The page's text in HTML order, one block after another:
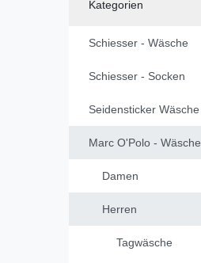
Kategorien
Schiesser - Wäsche
Schiesser - Socken
Seidensticker Wäsche
Marc O'Polo - Wäsche
Damen
Herren
Tagwäsche